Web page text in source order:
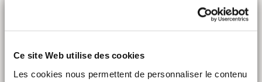
Ce site Web utilise des cookies
Les cookies nous permettent de personnaliser le contenu